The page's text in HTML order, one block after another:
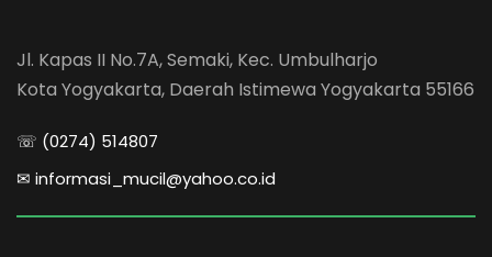
Jl. Kapas II No.7A, Semaki, Kec. Umbulharjo
Kota Yogyakarta, Daerah Istimewa Yogyakarta 55166
☏ (0274) 514807
✉ informasi_mucil@yahoo.co.id